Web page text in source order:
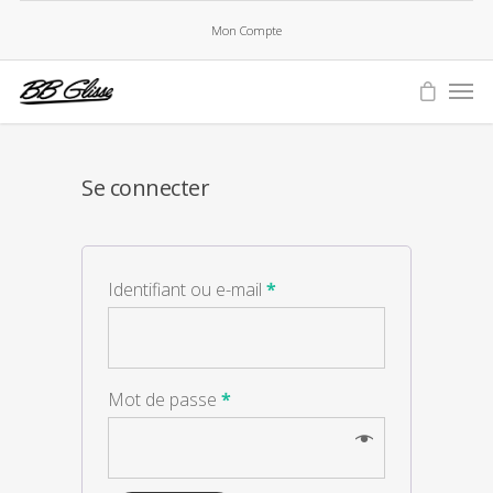
Mon Compte
Se connecter
Identifiant ou e-mail *
Mot de passe *